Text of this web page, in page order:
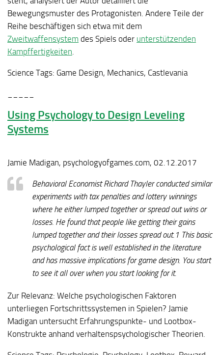
Bewegungsmuster des Protagonisten. Andere Teile der
Reihe beschäftigen sich etwa mit dem
Zweitwaffensystem des Spiels oder unterstützenden
Kampffertigkeiten.
Science Tags: Game Design, Mechanics, Castlevania
Using Psychology to Design Leveling
Systems
Jamie Madigan, psychologyofgames.com, 02.12.2017
Behavioral Economist Richard Thayler conducted similar
experiments with tax penalties and lottery winnings
where he either lumped together or spread out wins or
losses. He found that people like getting their gains
lumped together and their losses spread out.1 This basic
psychological fact is well established in the literature
and has massive implications for game design. You start
to see it all over when you start looking for it.
Zur Relevanz: Welche psychologischen Faktoren
unterliegen Fortschrittssystemen in Spielen? Jamie
Madigan untersucht Erfahrungspunkte- und Lootbox-
Konstrukte anhand verhaltenspsychologischer Theorien.